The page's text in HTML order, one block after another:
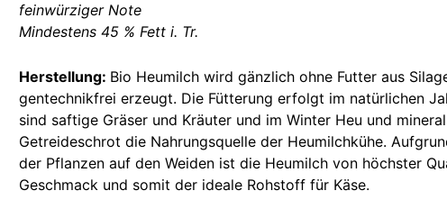
feinwürziger Note
Mindestens 45 % Fett i. Tr.
Herstellung: Bio Heumilch wird gänzlich ohne Futter aus
gentechnikfrei erzeugt. Die Fütterung erfolgt im natürlichen
sind saftige Gräser und Kräuter und im Winter Heu und
Getreideschrot die Nahrungsquelle der Heumilchkühe.
der Pflanzen auf den Weiden ist die Heumilch von höchster
Geschmack und somit der ideale Rohstoff für Käse.